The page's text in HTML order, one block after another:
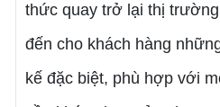
thức quay trở lại thị
đến cho khách hàng
kế đặc biệt, phù hợp với